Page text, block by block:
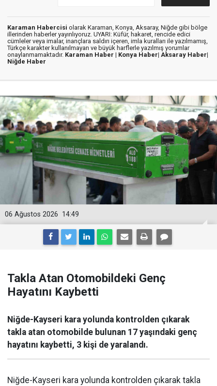
Karaman Habercisi olarak Karaman, Konya, Aksaray, Niğde gibi bölge
illerinden haberler yayınlıyoruz. UYARI: Küfür, hakaret, rencide edici
cümleler veya imalar, inançlara saldırı içeren, imla kuralları ile yazılmamış,
Türkçe karakter kullanılmayan ve büyük harflerle yazılmış yorumlar
onaylanmamaktadır. Karaman Haber | Konya Haber| Aksaray Haber|
Niğde Haber
14:49
06 Ağustos 2026
Takla Atan Otomobildeki Genç
Hayatını Kaybetti
Niğde-Kayseri kara yolunda kontrolden çıkarak
takla atan otomobilde bulunan 17 yaşındaki genç
hayatını kaybetti, 3 kişi de yaralandı.
Niğde-Kayseri kara yolunda kontrolden çıkarak takla